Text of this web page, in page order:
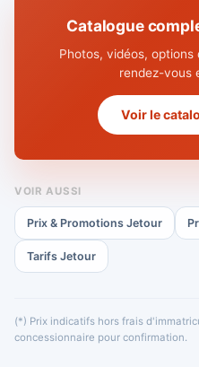
Catalogue
Photos, vidéos,
rendez-vous
Voir le
VOIR AUSSI
Prix & Promotions Jetour
Tarifs Jetour
(*) Prix indicatifs hors frais
concessionnaire pour confirmation.